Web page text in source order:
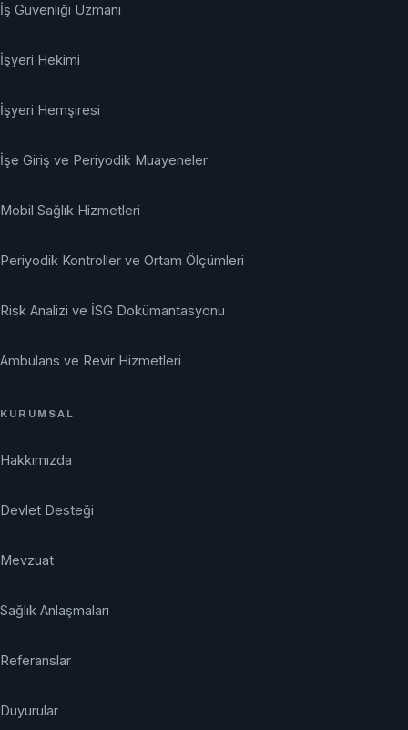
İş Güvenliği Uzmanı
İşyeri Hekimi
İşyeri Hemşiresi
İşe Giriş ve Periyodik Muayeneler
Mobil Sağlık Hizmetleri
Periyodik Kontroller ve Ortam Ölçümleri
Risk Analizi ve İSG Dokümantasyonu
Ambulans ve Revir Hizmetleri
KURUMSAL
Hakkımızda
Devlet Desteği
Mevzuat
Sağlık Anlaşmaları
Referanslar
Duyurular